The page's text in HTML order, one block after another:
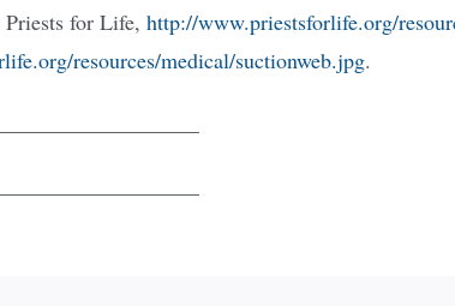
for Life, http://www.priestsforlife.org/
resources/medical/suctionweb.jpg.